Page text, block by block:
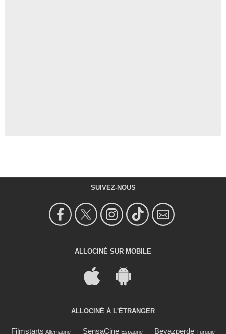
SUIVEZ-NOUS
ALLOCINÉ SUR MOBILE
ALLOCINÉ À L'ÉTRANGER
Filmstarts Allemagne SensaCine Espagne Beyazperde Turquie